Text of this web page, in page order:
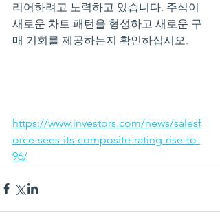
리어하려고 노력하고 있습니다. 주식이
새로운 차트 패턴을 형성하고 새로운 구
매 기회를 제공하는지 확인하십시오.
https://www.investors.com/news/salesf
orce-sees-its-composite-rating-rise-to-
96/